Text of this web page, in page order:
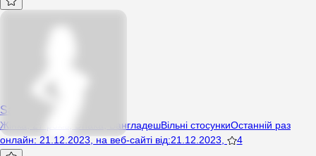
Samia
Жінка, 27 років, Dhaka, БангладешВільні стосункиОстанній раз
онлайн: 21.12.2023 на веб-сайті від:21.12.2023 4